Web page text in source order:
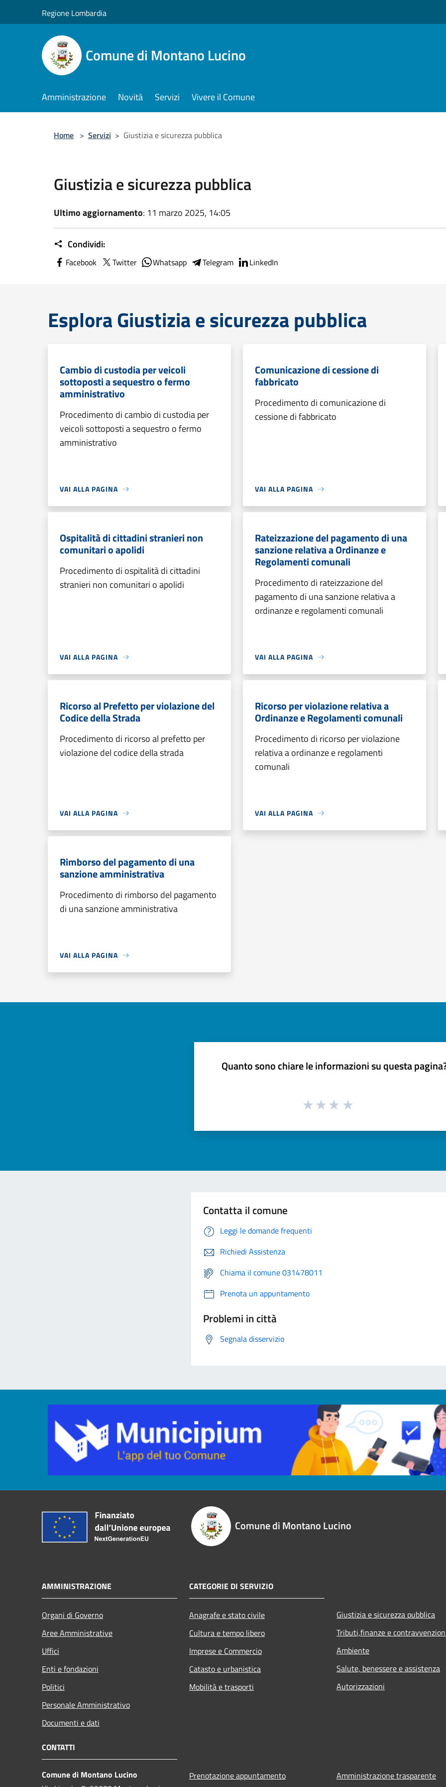
Regione Lombardia
Comune di Montano Lucino
Amministrazione Novità Servizi Vivere il Comune
Home > Servizi > Giustizia e sicurezza pubblica
Giustizia e sicurezza pubblica
Ultimo aggiornamento: 11 marzo 2025, 14:05
Condividi:
Facebook Twitter Whatsapp Telegram LinkedIn
Esplora Giustizia e sicurezza pubblica
Cambio di custodia per veicoli
sottoposti a sequestro o fermo
amministrativo
Procedimento di cambio di custodia per
veicoli sottoposti a sequestro o fermo
amministrativo
VAI ALLA PAGINA
Comunicazione di cessione di
fabbricato
Procedimento di comunicazione di
cessione di fabbricato
VAI ALLA PAGINA
Ospitalità di cittadini stranieri non
comunitari o apolidi
Procedimento di ospitalità di cittadini
stranieri non comunitari o apolidi
VAI ALLA PAGINA
Rateizzazione del pagamento di una
sanzione relativa a Ordinanze e
Regolamenti comunali
Procedimento di rateizzazione del
pagamento di una sanzione relativa a
ordinanze e regolamenti comunali
VAI ALLA PAGINA
Ricorso al Prefetto per violazione del
Codice della Strada
Procedimento di ricorso al prefetto per
violazione del codice della strada
VAI ALLA PAGINA
Ricorso per violazione relativa a
Ordinanze e Regolamenti comunali
Procedimento di ricorso per violazione
relativa a ordinanze e regolamenti
comunali
VAI ALLA PAGINA
Rimborso del pagamento di una
sanzione amministrativa
Procedimento di rimborso del pagamento
di una sanzione amministrativa
VAI ALLA PAGINA
Quanto sono chiare le informazioni su questa
Contatta il comune
Leggi le domande frequenti
Richiedi Assistenza
Chiama il comune 031478011
Prenota un appuntamento
Problemi in città
Segnala disservizio
Comune di Montano Lucino
AMMINISTRAZIONE
Organi di Governo
Aree Amministrative
Uffici
Enti e fondazioni
Politici
Personale Amministrativo
Documenti e dati
CATEGORIE DI SERVIZIO
Anagrafe e stato civile
Cultura e tempo libero
Imprese e Commercio
Catasto e urbanistica
Mobilità e trasporti
Giustizia e sicurezza pubblica
Tributi,finanze e
Ambiente
Salute, benessere e assistenza
Autorizzazioni
CONTATTI
Comune di Montano Lucino
Prenotazione appuntamento Amministrazione trasparente